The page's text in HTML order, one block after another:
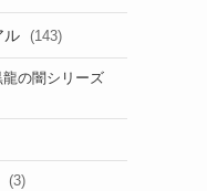
ル (143)
の闇シリーズ
(3)